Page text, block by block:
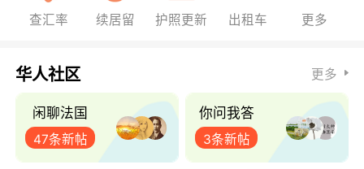
查汇率 续居留 护照更新 出租车 更多
华人社区 更多
闲聊法国
47条新帖
你问我答
3条新帖